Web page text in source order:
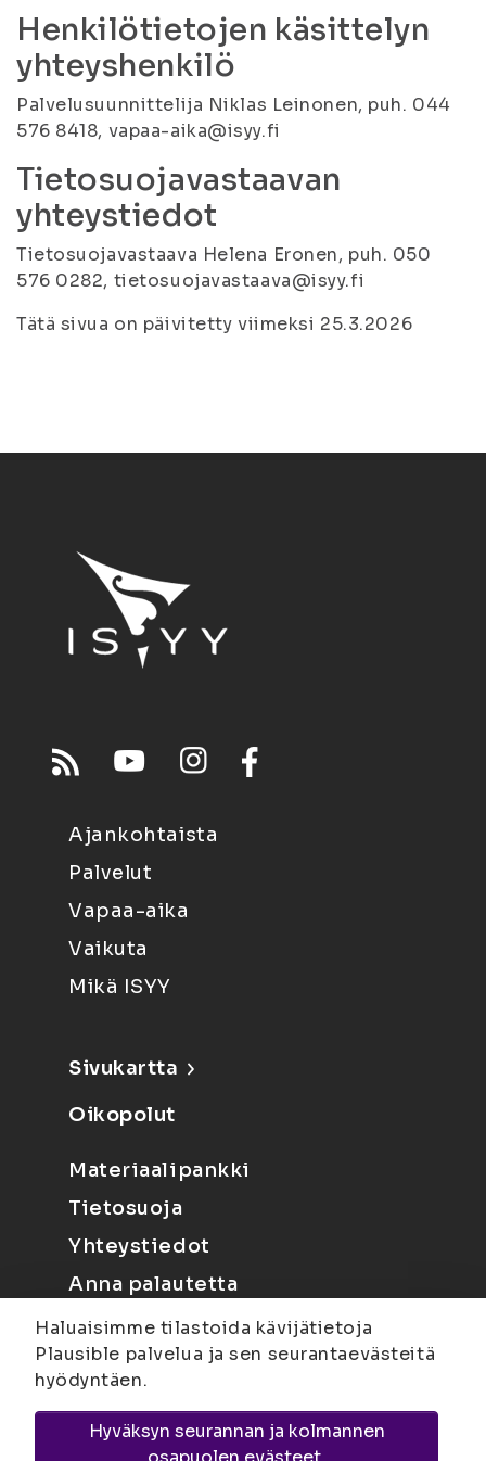
Henkilötietojen käsittelyn
yhteyshenkilö
Palvelusuunnittelija Niklas Leinonen, puh. 044
576 8418, vapaa-aika@isyy.fi
Tietosuojavastaavan
yhteystiedot
Tietosuojavastaava Helena Eronen, puh. 050
576 0282, tietosuojavastaava@isyy.fi
Tätä sivua on päivitetty viimeksi 25.3.2026
Ajankohtaista
Palvelut
Vapaa-aika
Vaikuta
Mikä ISYY
Sivukartta
Oikopolut
Materiaalipankki
Tietosuoja
Yhteystiedot
Anna palautetta
Joensuu Suvantokatu 6, 80100 Joensuu |
Haluaisimme tilastoida kävijätietoja
Plausible palvelua ja sen seurantaevästeitä
hyödyntäen.
Hyväksyn seurannan ja kolmannen